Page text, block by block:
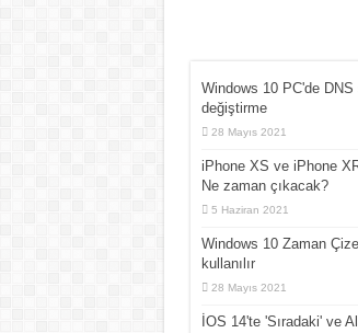
Windows 10 PC'de
değiştirme
28 Mayıs 2021
iPhone XS ve iPhone
Ne zaman çıkacak?
5 Haziran 2021
Windows 10 Zaman
kullanılır
28 Mayıs 2021
İOS 14'te 'Sıradaki' ve